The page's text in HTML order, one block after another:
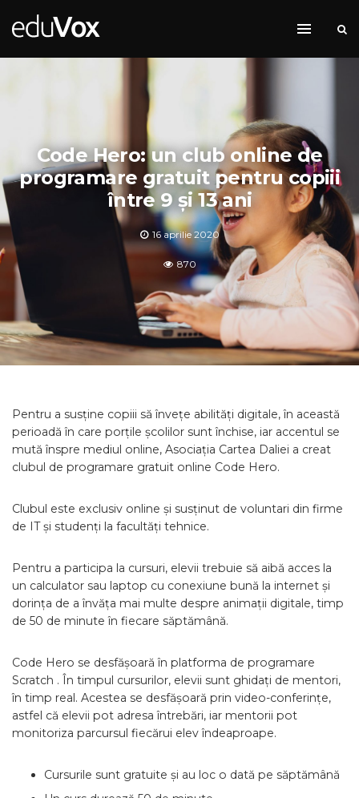
Code Hero: un club online de
programare gratuit pentru copiii
între 9 și 13 ani
16 aprilie 2020
870
Pentru a susține copiii să învețe abilități digitale, în această
perioadă în care porțile școlilor sunt închise, iar accentul se
mută înspre mediul online, Asociația Cartea Daliei a creat
clubul de programare gratuit online Code Hero.
Clubul este exclusiv online și susținut de voluntari din firme
de IT și studenți la facultăți tehnice.
Pentru a participa la cursuri, elevii trebuie să aibă acces la
un calculator sau laptop cu conexiune bună la internet și
dorința de a învăța mai multe despre animații digitale, timp
de 50 de minute în fiecare săptămână.
Code Hero se desfășoară în platforma de programare
Scratch . În timpul cursurilor, elevii sunt ghidați de mentori,
în timp real. Acestea se desfășoară prin video-conferințe,
astfel că elevii pot adresa întrebări, iar mentorii pot
monitoriza parcursul fiecărui elev îndeaproape.
Cursurile sunt gratuite și au loc o dată pe săptămână